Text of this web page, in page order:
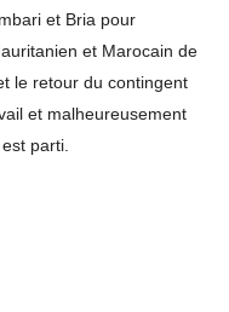
et Bria pour
et Marocain de
le retour du contingent
et malheureusement
parti.